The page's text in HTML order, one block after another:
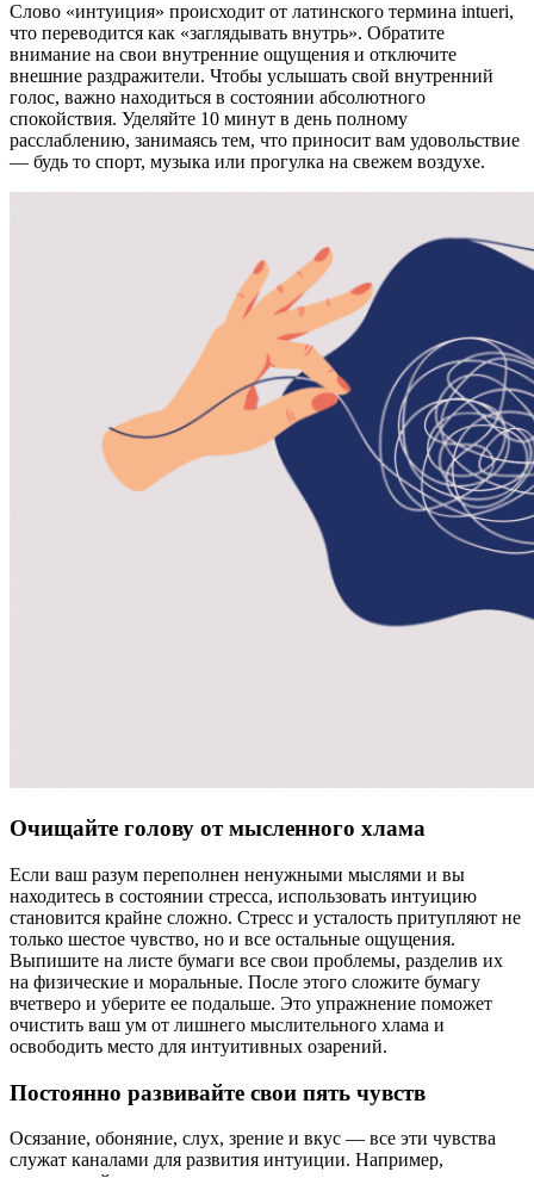
Слово «интуиция» происходит от латинского термина intueri,
что переводится как «заглядывать внутрь». Обратите
внимание на свои внутренние ощущения и отключите
внешние раздражители. Чтобы услышать свой внутренний
голос, важно находиться в состоянии абсолютного
спокойствия. Уделяйте 10 минут в день полному
расслаблению, занимаясь тем, что приносит вам удовольствие
— будь то спорт, музыка или прогулка на свежем воздухе.
Очищайте голову от мысленного хлама
Если ваш разум переполнен ненужными мыслями и вы
находитесь в состоянии стресса, использовать интуицию
становится крайне сложно. Стресс и усталость притупляют не
только шестое чувство, но и все остальные ощущения.
Выпишите на листе бумаги все свои проблемы, разделив их
на физические и моральные. После этого сложите бумагу
вчетверо и уберите ее подальше. Это упражнение поможет
очистить ваш ум от лишнего мыслительного хлама и
освободить место для интуитивных озарений.
Постоянно развивайте свои пять чувств
Осязание, обоняние, слух, зрение и вкус — все эти чувства
служат каналами для развития интуиции. Например,